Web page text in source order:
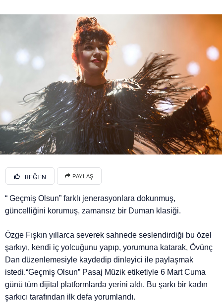
BEĞEN PAYLAŞ
“ Geçmiş Olsun” farklı jenerasyonlara dokunmuş,
güncelliğini korumuş, zamansız bir Duman klasiği.
Özge Fışkın yıllarca severek sahnede seslendirdiği bu özel
şarkıyı, kendi iç yolcuğunu yapıp, yorumuna katarak, Övünç
Dan düzenlemesiyle kaydedip dinleyici ile paylaşmak
istedi.“Geçmiş Olsun” Pasaj Müzik etiketiyle 6 Mart Cuma
günü tüm dijital platformlarda yerini aldı. Bu şarkı bir kadın
şarkıcı tarafından ilk defa yorumlandı.